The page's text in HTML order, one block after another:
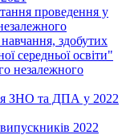
проведення у
здобутих
середньої освіти"
незалежного
ЗНО та ДПА у 2022
2022